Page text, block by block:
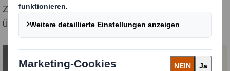
Zellstofffaser, die bei der Verarbeitung von Zuckerrohr
übrig bleibt.